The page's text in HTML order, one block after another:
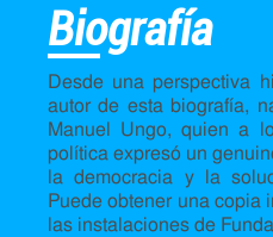
Biografía
Desde una perspectiva
autor de esta biografía,
Manuel Ungo, quien a
política expresó un
la democracia y la
Puede obtener una copia
las instalaciones de